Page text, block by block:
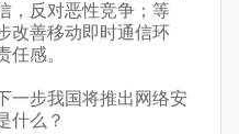
，反对恶性竞争；等
改善移动即时通信环
任感。
步我国将推出网络安
什么？